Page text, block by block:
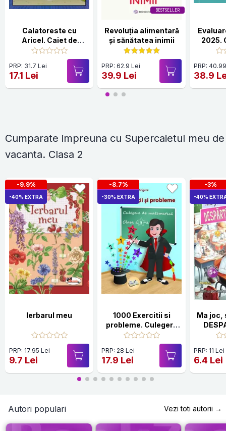
Calatoreste cu
Aricel. Caiet de
vacanta pentru clasa
PRP: 31.7 Lei
17.1 Lei
BESTSELLER
Revoluția alimentară
și sănătatea inimii
PRP: 62.9 Lei
39.9 Lei
2025.
PRP:
38.9
Cumparate impreuna cu Supercaietul meu de
vacanta. Clasa 2
-9.9%
-40% EXTRA
Ierbarul meu
PRP: 17.95 Lei
9.7 Lei
-8.7%
-30% EXTRA
1000 Exercitii si
probleme. Culegere
de matematică.
PRP: 28 Lei
17.9 Lei
-3%
-40%
Ma joc,
PRP: 11 Lei
6.4 Lei
Autori populari Vezi toti autorii →